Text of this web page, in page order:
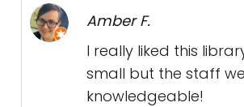
Amber F.
I really liked this
small but the staff
knowledgeable!